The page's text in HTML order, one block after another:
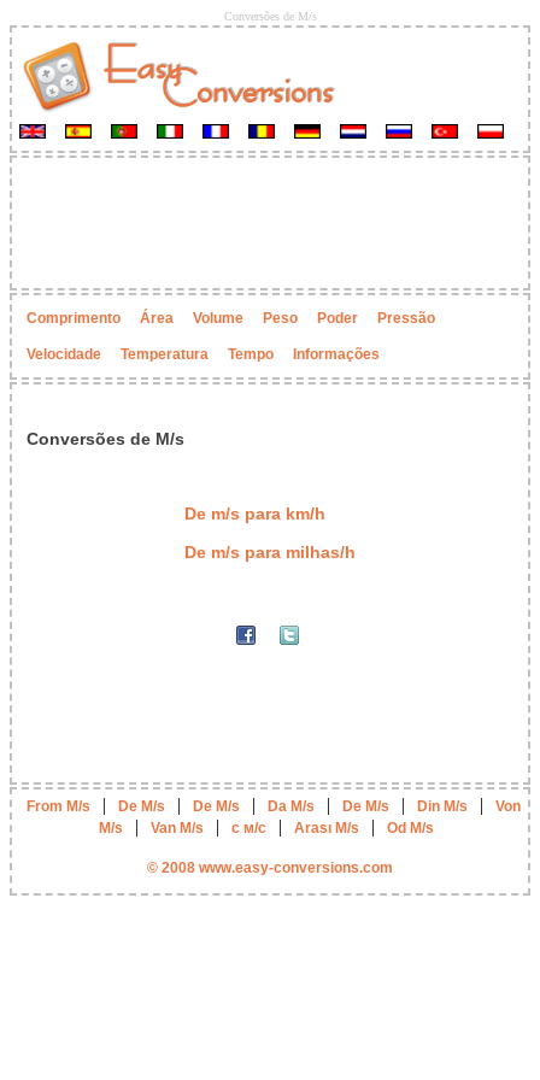
Conversões de M/s
Comprimento Área Volume Peso Poder Pressão
Velocidade Temperatura Tempo Informações
Conversões de M/s
De m/s para km/h
De m/s para milhas/h
From M/s | De M/s | De M/s | Da M/s | De M/s | Din M/s |
Von
M/s
| Van M/s | с м/с | Arası M/s | Od M/s
© 2008 www.easy-conversions.com